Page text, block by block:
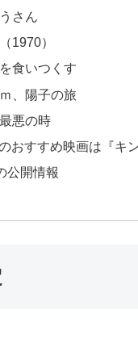
さん
1970）
食いつくす
、陽子の旅
悪の時
おすすめ映画は『キ
公開情報